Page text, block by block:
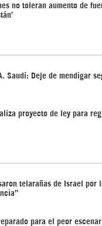
no toleran aumento de
Saudí: Deje de mendigar
proyecto de ley para
telarañas de Israel por
para el peor